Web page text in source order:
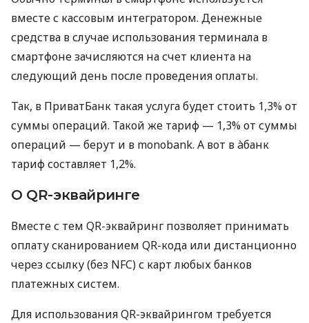
вместе с кассовым интегратором. Денежные
средства в случае использования терминала в
смартфоне зачисляются на счет клиента на
следующий день после проведения оплаты.
Так, в ПриватБанк такая услуга будет стоить 1,3% от
суммы операций. Такой же тариф — 1,3% от суммы
операций — берут и в monobank. А вот в àбанк
тариф составляет 1,2%.
О QR-эквайринге
Вместе с тем QR-эквайринг позволяет принимать
оплату сканированием QR-кода или дистанционно
через ссылку (без NFC) с карт любых банков
платежных систем.
Для использования QR-эквайрингом требуется